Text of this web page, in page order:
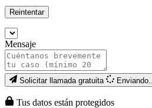
Reintentar
Mensaje
Solicitar llamada gratuita Enviando...
Tus datos están protegidos